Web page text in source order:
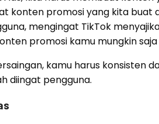
konten promosi yang kita buat
mengingat TikTok
promosi kamu mungkin
kamu harus konsisten
diingat pengguna.